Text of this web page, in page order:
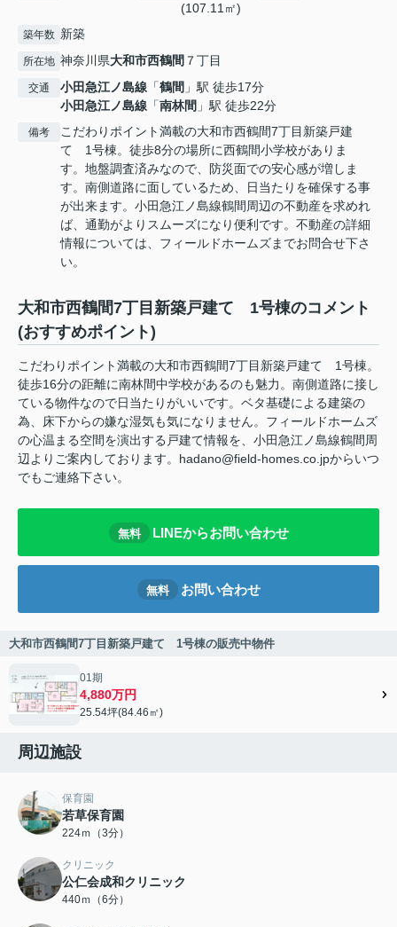
(107.11㎡)
築年数 新築
所在地 神奈川県大和市西鶴間 ７丁目
交通 小田急江ノ島線 「鶴間 」駅 徒歩17分
小田急江ノ島線 「南林間 」駅 徒歩22分
備考
こだわりポイント満載の大和市西鶴間7丁目新築戸建
て 1号棟。徒歩8分の場所に西鶴間小学校がありま
す。地盤調査済みなので、防災面での安心感が増しま
す。南側道路に面しているため、日当たりを確保する事
が出来ます。小田急江ノ島線鶴間周辺の不動産を求めれ
ば、通勤がよりスムーズになり便利です。不動産の詳細
情報については、フィールドホームズまでお問合せ下さ
い。
大和市西鶴間7丁目新築戸建て 1号棟のコメント
(おすすめポイント)
こだわりポイント満載の大和市西鶴間7丁目新築戸建て 1号棟。
徒歩16分の距離に南林間中学校があるのも魅力。南側道路に接し
ている物件なので日当たりがいいです。ベタ基礎による建築の
為、床下からの嫌な湿気も気になりません。フィールドホームズ
の心温まる空間を演出する戸建て情報を、小田急江ノ島線鶴間周
辺よりご案内しております。hadano@field-homes.co.jpからいつ
でもご連絡下さい。
無料 LINEからお問い合わせ
無料 お問い合わせ
大和市西鶴間7丁目新築戸建て 1号棟の販売中物件
01期
4,880万円
25.54坪(84.46㎡)
周辺施設
保育園
若草保育園
224ｍ（3分）
クリニック
公仁会成和クリニック
440ｍ（6分）